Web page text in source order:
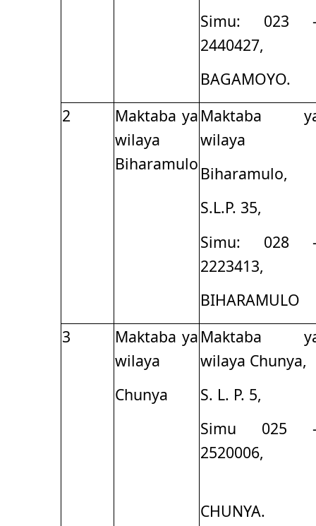
Simu: 023
2440427,
BAGAMOYO.
2
Maktaba ya
wilaya
Biharamulo
Maktaba
wilaya
Biharamulo,
S.L.P. 35,
Simu: 028
2223413,
BIHARAMULO
3
Maktaba ya
wilaya
Chunya
Maktaba
wilaya Chunya,
S. L. P. 5,
Simu 025
2520006,